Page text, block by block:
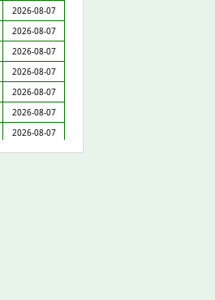
2026-08-07
2026-08-07
2026-08-07
2026-08-07
2026-08-07
2026-08-07
2026-08-07
2026-08-07